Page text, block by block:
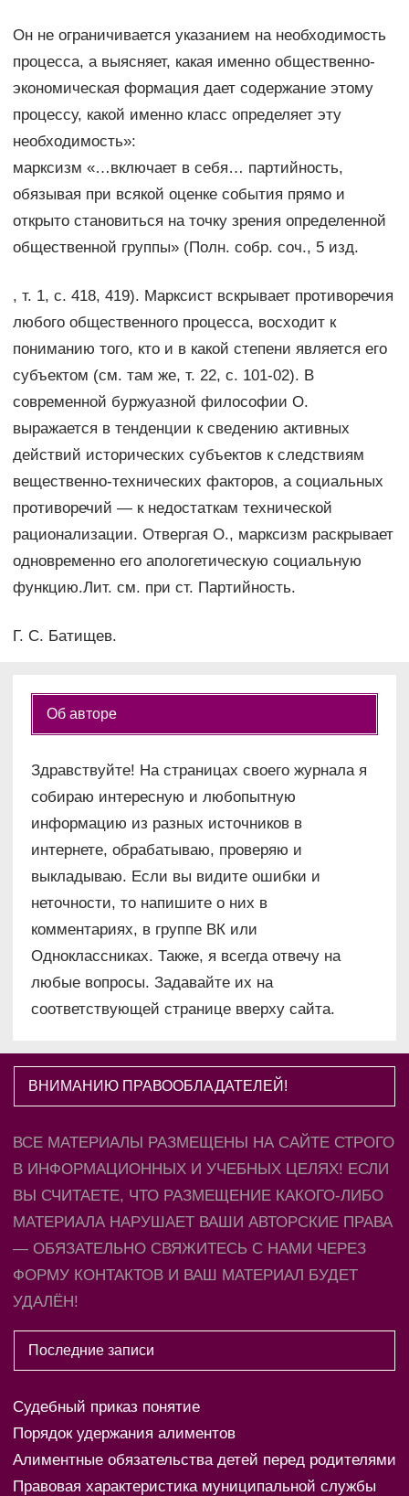
Он не ограничивается указанием на необходимость
процесса, а выясняет, какая именно общественно-
экономическая формация дает содержание этому
процессу, какой именно класс определяет эту
необходимость»:
марксизм «…включает в себя… партийность,
обязывая при всякой оценке события прямо и
открыто становиться на точку зрения определенной
общественной группы» (Полн. собр. соч., 5 изд.
, т. 1, с. 418, 419). Марксист вскрывает противоречия
любого общественного процесса, восходит к
пониманию того, кто и в какой степени является его
субъектом (см. там же, т. 22, с. 101-02). В
современной буржуазной философии О.
выражается в тенденции к сведению активных
действий исторических субъектов к следствиям
вещественно-технических факторов, а социальных
противоречий — к недостаткам технической
рационализации. Отвергая О., марксизм раскрывает
одновременно его апологетическую социальную
функцию.Лит. см. при ст. Партийность.
Г. С. Батищев.
Об авторе
Здравствуйте! На страницах своего журнала я
собираю интересную и любопытную
информацию из разных источников в
интернете, обрабатываю, проверяю и
выкладываю. Если вы видите ошибки и
неточности, то напишите о них в
комментариях, в группе ВК или
Одноклассниках. Также, я всегда отвечу на
любые вопросы. Задавайте их на
соответствующей странице вверху сайта.
ВНИМАНИЮ ПРАВООБЛАДАТЕЛЕЙ!
ВСЕ МАТЕРИАЛЫ РАЗМЕЩЕНЫ НА САЙТЕ СТРОГО
В ИНФОРМАЦИОННЫХ И УЧЕБНЫХ ЦЕЛЯХ! ЕСЛИ
ВЫ СЧИТАЕТЕ, ЧТО РАЗМЕЩЕНИЕ КАКОГО-ЛИБО
МАТЕРИАЛА НАРУШАЕТ ВАШИ АВТОРСКИЕ ПРАВА
— ОБЯЗАТЕЛЬНО СВЯЖИТЕСЬ С НАМИ ЧЕРЕЗ
ФОРМУ КОНТАКТОВ И ВАШ МАТЕРИАЛ БУДЕТ
УДАЛЁН!
Последние записи
Судебный приказ понятие
Порядок удержания алиментов
Алиментные обязательства детей перед родителями
Правовая характеристика муниципальной службы